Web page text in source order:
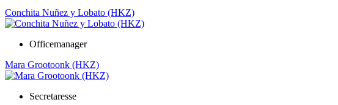
Conchita Nuñez y Lobato (HKZ)
Officemanager
Mara Grootoonk (HKZ)
Secretaresse